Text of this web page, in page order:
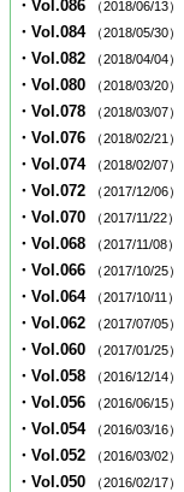
・Vol.086 （2018/06/13）
・Vol.084 （2018/05/30）
・Vol.082 （2018/04/04）
・Vol.080 （2018/03/20）
・Vol.078 （2018/03/07）
・Vol.076 （2018/02/21）
・Vol.074 （2018/02/07）
・Vol.072 （2017/12/06）
・Vol.070 （2017/11/22）
・Vol.068 （2017/11/08）
・Vol.066 （2017/10/25）
・Vol.064 （2017/10/11）
・Vol.062 （2017/07/05）
・Vol.060 （2017/01/25）
・Vol.058 （2016/12/14）
・Vol.056 （2016/06/15）
・Vol.054 （2016/03/16）
・Vol.052 （2016/03/02）
・Vol.050 （2016/02/17）